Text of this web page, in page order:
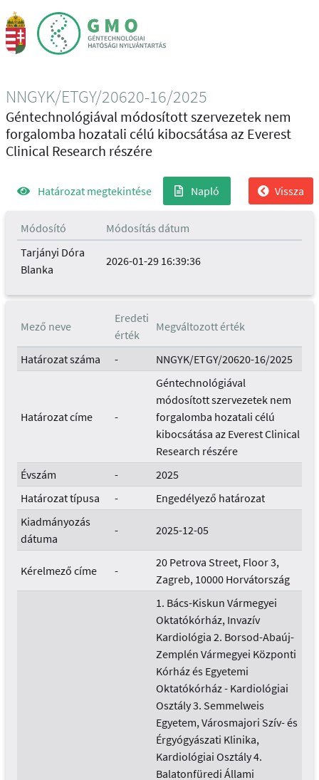
NNGYK/ETGY/20620-16/2025
Géntechnológiával módosított szervezetek nem
forgalomba hozatali célú kibocsátása az Everest
Clinical Research részére
Határozat megtekintése Napló Vissza
Módosító
Módosítás dátum
Tarjányi Dóra
Blanka
2026-01-29 16:39:36
Mező neve
Eredeti
érték
Megváltozott érték
Határozat száma - NNGYK/ETGY/20620-16/2025
Határozat címe -
Géntechnológiával
módosított szervezetek nem
forgalomba hozatali célú
kibocsátása az Everest Clinical
Research részére
Évszám
-
2025
Határozat típusa
-
Engedélyező határozat
Kiadmányozás
dátuma
- 2025-12-05
Kérelmező címe -
20 Petrova Street, Floor 3,
Zagreb, 10000 Horvátország
1. Bács-Kiskun Vármegyei
Oktatókórház, Invazív
Kardiológia 2. Borsod-Abaúj-
Zemplén Vármegyei Központi
Kórház és Egyetemi
Oktatókórház - Kardiológiai
Osztály 3. Semmelweis
Egyetem, Városmajori Szív- és
Érgyógyászati Klinika,
Kardiológiai Osztály 4.
Balatonfüredi Állami